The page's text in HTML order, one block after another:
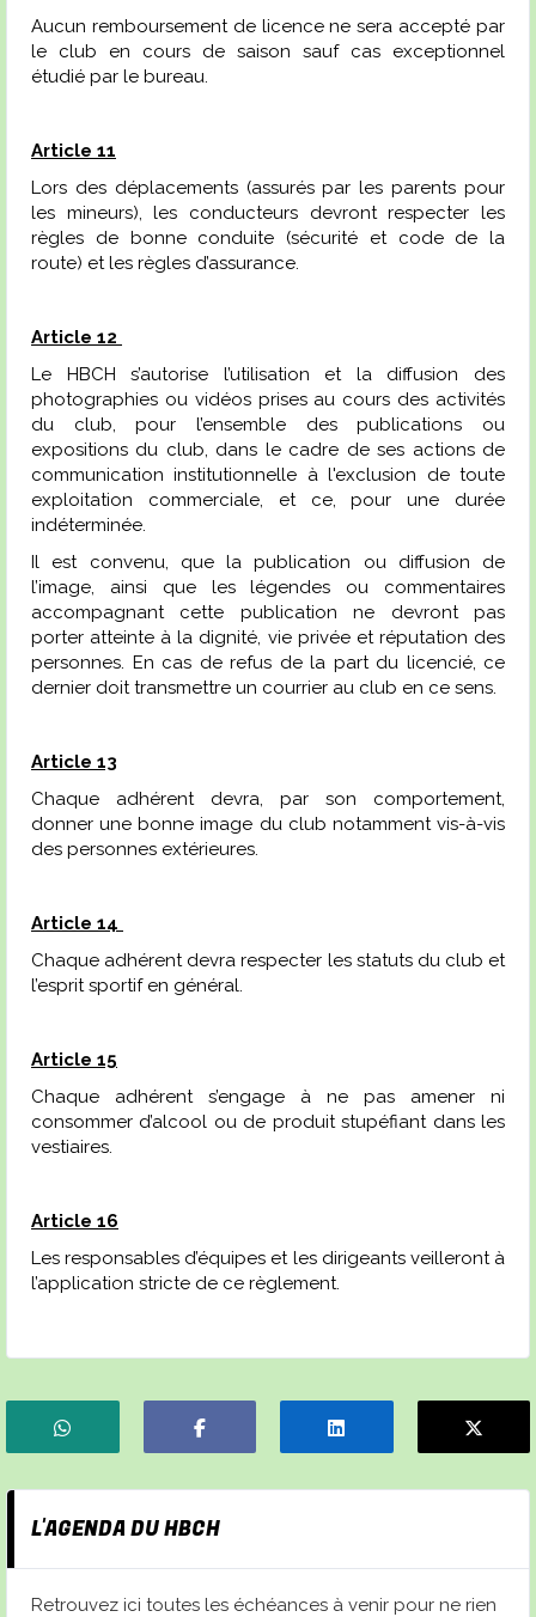
Aucun remboursement de licence ne sera accepté par
le club en cours de saison sauf cas exceptionnel
étudié par le bureau.
Article 11
Lors des déplacements (assurés par les parents pour
les mineurs), les conducteurs devront respecter les
règles de bonne conduite (sécurité et code de la
route) et les règles d’assurance.
Article 12
Le HBCH s’autorise l’utilisation et la diffusion des
photographies ou vidéos prises au cours des activités
du club, pour l’ensemble des publications ou
expositions du club, dans le cadre de ses actions de
communication institutionnelle à l'exclusion de toute
exploitation commerciale, et ce, pour une durée
indéterminée.
Il est convenu, que la publication ou diffusion de
l’image, ainsi que les légendes ou commentaires
accompagnant cette publication ne devront pas
porter atteinte à la dignité, vie privée et réputation des
personnes. En cas de refus de la part du licencié, ce
dernier doit transmettre un courrier au club en ce sens.
Article 13
Chaque adhérent devra, par son comportement,
donner une bonne image du club notamment vis-à-vis
des personnes extérieures.
Article 14
Chaque adhérent devra respecter les statuts du club et
l’esprit sportif en général.
Article 15
Chaque adhérent s’engage à ne pas amener ni
consommer d’alcool ou de produit stupéfiant dans les
vestiaires.
Article 16
Les responsables d’équipes et les dirigeants veilleront à
l’application stricte de ce règlement.
L'AGENDA DU HBCH
Retrouvez ici toutes les échéances à venir pour ne rien